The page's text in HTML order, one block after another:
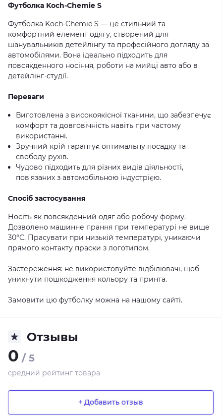
Футболка Koch-Chemie S
Футболка Koch-Chemie S — це стильний та
комфортний елемент одягу, створений для
шанувальників детейлінгу та професійного догляду за
автомобілями. Вона ідеально підходить для
повсякденного носіння, роботи на мийці авто або в
детейлінг-студії.
Переваги
Виготовлена з високоякісної тканини, що забезпечує
комфорт та довговічність навіть при частому
використанні.
Зручний крій гарантує оптимальну посадку та
свободу рухів.
Чудово підходить для різних видів діяльності,
пов'язаних з автомобільною індустрією.
Спосіб застосування
Носіть як повсякденний одяг або робочу форму.
Дозволено машинне прання при температурі не вище
30°C. Прасувати при низькій температурі, уникаючи
прямого контакту праски з логотипом.
Застереження: не використовуйте відбілювачі, щоб
уникнути пошкодження кольору та принта.
Замовити цю футболку можна на нашому сайті.
Отзывы
0 / 5
средний рейтинг товара
+ Добавить отзыв